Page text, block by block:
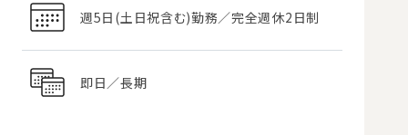
週5日(土日祝含む)勤務／完全週休2日制
即日／長期